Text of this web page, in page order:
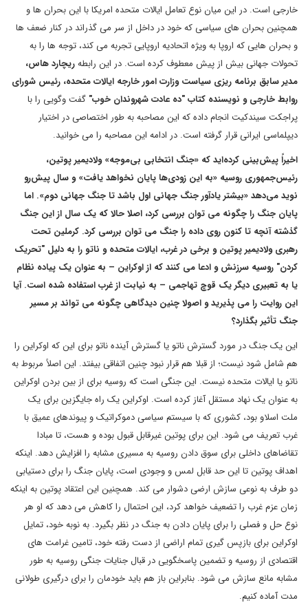
خارجی است. در این میان نوع تعامل ایالات متحده امریکا با این بحران ها و
همچنین بحران های سیاسی که خود در داخل از سر می گذراند در کنار ضعف ها
و بحران هایی که اروپا به ویژه اتحادیه اروپایی تجربه می کند، توجه ها را به
تحولات جهانی بیش از پیش معطوف کرده است. در این رابطهریچارد هاس،
مدیر سابق برنامه ریزی سیاست وزارت امور خارجه ایالات متحده، رئیس شورای
روابط خارجی و نویسنده کتاب "ده عادت شهروندان خوب" گفت وگویی را با
پراجکت سیندکیت انجام داده که این مصاحبه به طور اختصاصی در اختیار
دیپلماسی ایرانی قرار گرفته است. در ادامه این مصاحبه را می خوانید.
اخیراً پیش‌بینی کرده‌اید که «جنگ انتخابی بی‌موجه» ولادیمیر پوتین،
رئیس‌جمهوری روسیه «به این زودی‌ها پایان نخواهد یافت» و سال پیش‌رو
نوید می‌دهد «بیشتر یادآور جنگ جهانی اول باشد تا جنگ جهانی دوم». اما
پایان جنگ را چگونه می توان بررسی کرد، اصلا حالا که یک سال از این جنگ
گذشته آنچه تا کنون روی داده را جنگ می توان بررسی کرد. کرملین تحت
رهبری ولادیمیر پوتین و برخی در غرب، ایالات متحده و ناتو را به دلیل "تحریک
کردن" روسیه سرزنش و ادعا می کنند که از اوکراین – به عنوان یک پیاده نظام
یا به تعبیری دیگر یک قوچ تهاجمی – به نیابت از غرب استفاده شده است. آیا
این روایت را می پذیرید و اصولا چنین دیدگاهی چگونه می تواند بر مسیر
جنگ تأثیر بگذارد؟
این یک جنگ در مورد گسترش ناتو یا گسترش آینده ناتو برای این که اوکراین را
هم شامل شود نیست؛ از قبلا هم قرار نبود چنین اتفاقی بیفتد. این اصلاً مربوط به
ناتو یا ایالات متحده نیست. این جنگی است که روسیه برای از بین بردن اوکراین
به عنوان یک نهاد مستقل آغاز کرده است. اوکراین یک راه جایگزین برای یک
ملت اسلاو بود، کشوری که با سیستم سیاسی دموکراتیک و پیوندهای عمیق با
غرب تعریف می شود. این برای پوتین غیرقابل قبول بوده و هست، تا مبادا
تقاضاهای داخلی برای سوق دادن روسیه به مسیری مشابه را افزایش دهد. اینکه
اهداف پوتین تا این حد قابل لمس و وجودی است، پایان جنگ را برای دستیابی
دو طرف به نوعی سازش ارضی دشوار می کند. همچنین این اعتقاد پوتین به اینکه
زمان عزم غرب را تضعیف خواهد کرد، این احتمال را کاهش می دهد که او هر
نوع حل و فصلی را برای پایان دادن به جنگ در نظر بگیرد. به نوبه خود، تمایل
اوکراین برای بازپس گیری تمام اراضی از دست رفته خود، تامین غرامت های
اقتصادی از روسیه و تضمین پاسخگویی در قبال جنایات جنگی روسیه به طور
مشابه مانع سازش می شود. بنابراین باز هم باید خودمان را برای درگیری طولانی
مدت آماده کنیم.